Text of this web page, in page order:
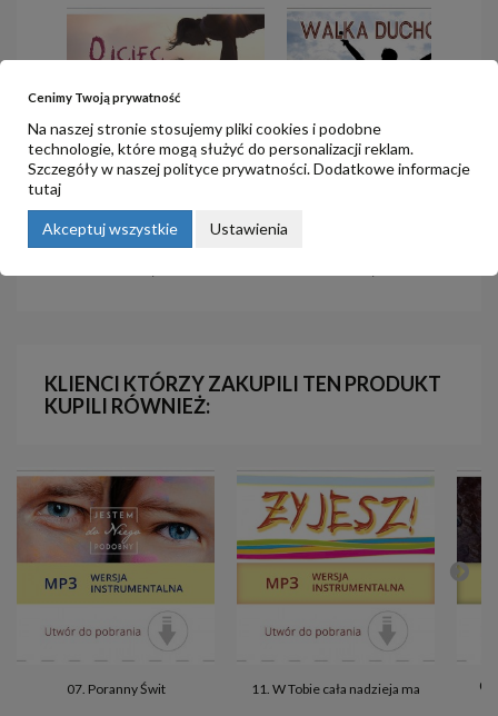
4. Kochać i jednoczyć - zadanie
KLIENCI KTÓRZY ZAKUPILI TEN PRODUKT
KUPILI RÓWNIEŻ:
07. Poranny Świt 11. W Tobie cała nadzieja ma
Cenimy Twoją prywatność
Na naszej stronie stosujemy pliki cookies i podobne
technologie, które mogą służyć do personalizacji reklam.
Szczegóły w naszejpolityce prywatności. Dodatkowe informacje
tutaj
Akceptuj wszystkie Ustawienia